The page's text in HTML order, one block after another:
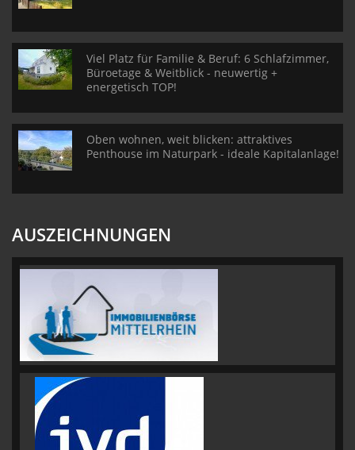
Viel Platz für Familie & Beruf: 6 Schlafzimmer,
Büroetage & Weitblick - neuwertig +
energetisch TOP!
Oben wohnen, weit blicken: attraktives
Penthouse im Naturpark - ideale Kapitalanlage!
AUSZEICHNUNGEN